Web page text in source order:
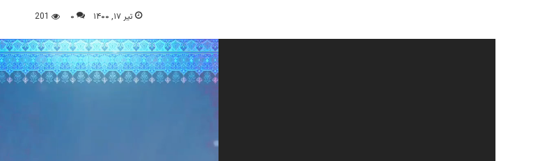
تیر ۱۷, ۱۴۰۰ ۰ 201
نمایشگر